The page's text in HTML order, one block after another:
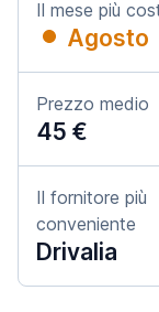
Il mese più
Agosto
Prezzo medio
45 €
Il fornitore più
conveniente
Drivalia